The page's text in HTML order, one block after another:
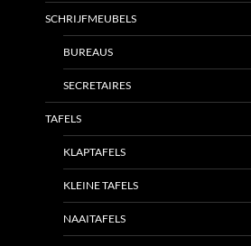
SCHRIJFMEUBELS
BUREAUS
SECRETAIRES
TAFELS
KLAPTAFELS
KLEINE TAFELS
NAAITAFELS